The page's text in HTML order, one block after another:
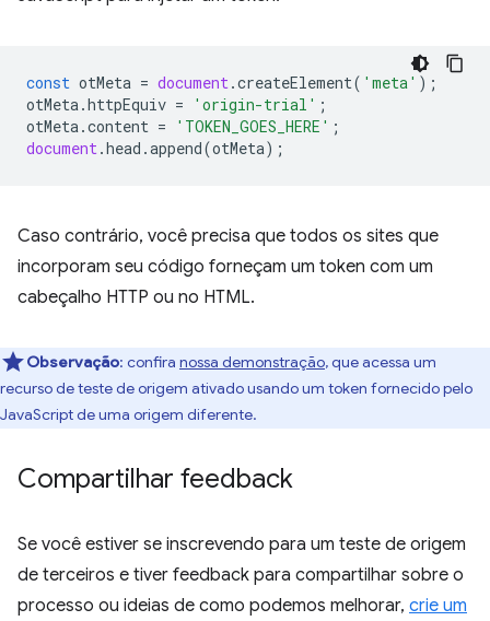
const otMeta = document.createElement( 'meta' );
otMeta.httpEquiv = 'origin-trial' ;
otMeta.content = 'TOKEN_GOES_HERE' ;
document.head .append(otMeta);
Caso contrário, você precisa que todos os sites que
incorporam seu código forneçam um token com um
cabeçalho HTTP ou no HTML.
Observação: confira nossa demonstração, que acessa um
recurso de teste de origem ativado usando um token fornecido pelo
JavaScript de uma origem diferente.
Compartilhar feedback
Se você estiver se inscrevendo para um teste de origem
de terceiros e tiver feedback para compartilhar sobre o
processo ou ideias de como podemos melhorar, crie um